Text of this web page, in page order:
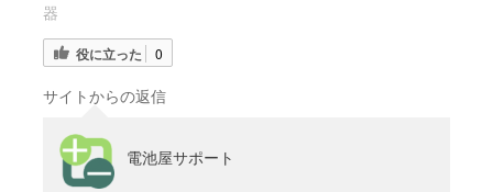
器
役に立った 0
サイトからの返信
電池屋サポート